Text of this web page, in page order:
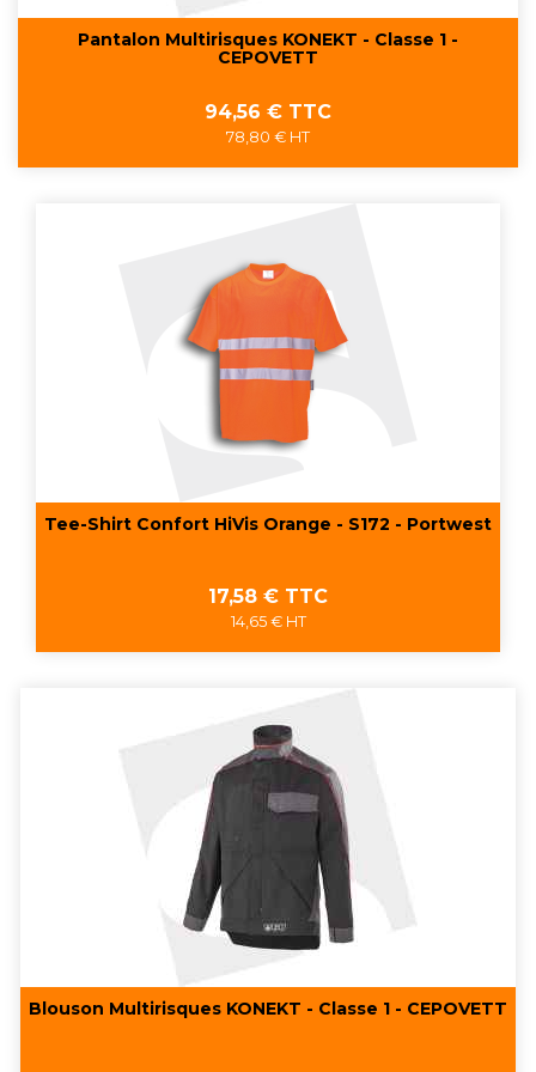
Pantalon Multirisques KONEKT - Classe 1 -
CEPOVETT
Prix
94,56 € TTC
78,80 € HT
Tee-Shirt Confort HiVis Orange - S172 - Portwest
Prix
17,58 € TTC
14,65 € HT
Blouson Multirisques KONEKT - Classe 1 - CEPOVETT